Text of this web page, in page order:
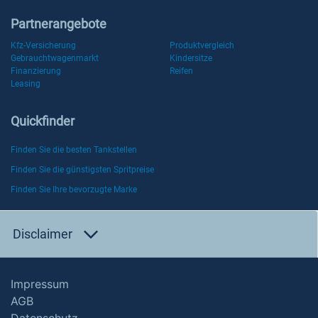
Partnerangebote
Kfz-Versicherung
Produktvergleich
Gebrauchtwagenmarkt
Kindersitze
Finanzierung
Reifen
Leasing
Quickfinder
Finden Sie die besten Tankstellen
Finden Sie die günstigsten Spritpreise
Finden Sie Ihre bevorzugte Marke
Disclaimer
Impressum
AGB